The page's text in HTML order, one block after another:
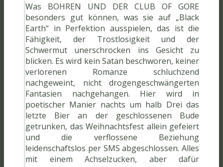
Was BOHREN UND DER CLUB OF GORE
besonders gut können, was sie auf „Black
Earth“ in Perfektion ausspielen, das ist die
Fähigkeit, der Trostlosigkeit und der
Schwermut unerschrocken ins Gesicht zu
blicken. Es wird kein Satan beschworen, keiner
verlorenen Romanze schluchzend
nachgeweint, nicht drogengeschwängerten
Fantasien nachgehangen. Hier wird in
poetischer Manier nachts um halb Drei das
letzte Bier an der geschlossenen Bude
getrunken, das Weihnachtsfest allein gefeiert
und die verflossene Beziehung
leidenschaftslos per SMS abgeschlossen. Alles
mit einem Achselzucken, aber dafür